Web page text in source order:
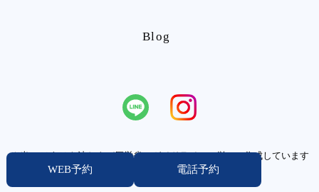
Blog
※当HPはあはき法および厚労省のガイドラインに従って作成しています
https://www.mhlw.go.jp/content/10801000/000510988.pdf ）
WEB予約 電話予約